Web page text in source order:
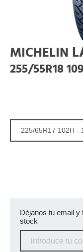
MICHELIN
255/55R18
225/65R17 102H -
Déjanos tu email
stock